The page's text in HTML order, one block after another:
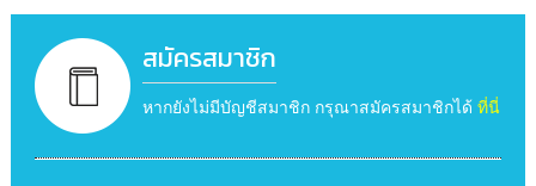
สมัครสมาชิก
หากยังไม่มีบัญชีสมาชิก กรุณาสมัครสมาชิกได้ ที่นี่